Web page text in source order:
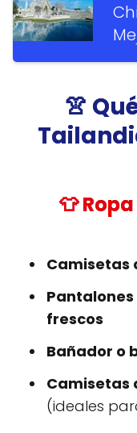
👚
👕
Camisetas
frescos
Bañador o
Camisetas
(ideales